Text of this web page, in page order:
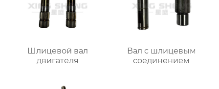
Шлицевой вал
двигателя
Вал с шлицевым
соединением